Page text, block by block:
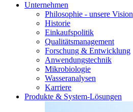
Unternehmen
Philosophie - unsere Vision
Historie
Einkaufspolitik
Qualitätsmanagement
Forschung & Entwicklung
Anwendungstechnik
Mikrobiologie
Wasseranalysen
Karriere
Produkte & System-Lösungen